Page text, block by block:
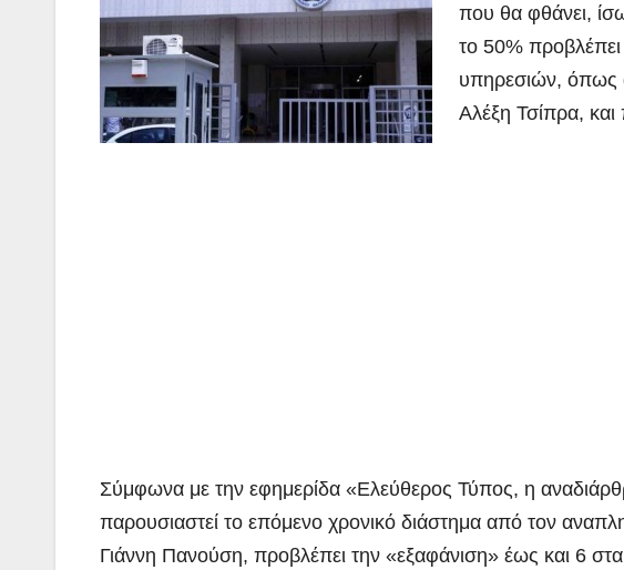
που θα φθάνει,
το 50%
υπηρεσιών, όπως
Αλέξη Τσίπρα,
Σύμφωνα με την εφημερίδα «Ελεύθερος Τύπος, η
παρουσιαστεί το επόμενο χρονικό διάστημα από τον
Γιάννη Πανούση, προβλέπει την «εξαφάνιση» έως και 6